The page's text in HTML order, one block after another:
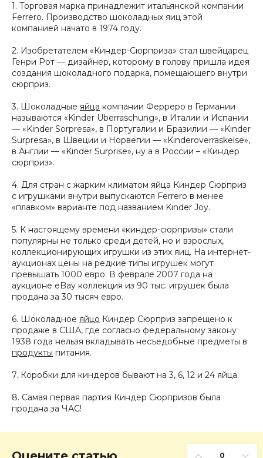
1. Торговая марка принадлежит итальянской компании
Ferrero. Производство шоколадных яиц этой
компанией начато в 1974 году.
2. Изобретателем «Киндер-Сюрприза» стал швейцарец
Генри Рот — дизайнер, которому в голову пришла идея
создания шоколадного подарка, помещающего внутри
сюрприз.
3. Шоколадные яйца компании Ферреро в Германии
называются «Kinder Uberraschung», в Италии и Испании
— «Kinder Sorpresa», в Португалии и Бразилии — «Kinder
Surpresa», в Швеции и Норвегии — «Kinderoverraskelse»,
в Англии — «Kinder Surprise», ну а в России – «Киндер
сюрприз».
4. Для стран с жарким климатом яйца Киндер Сюрприз
с игрушками внутри выпускаются Ferrero в менее
«плавком» варианте под названием Kinder Joy.
5. К настоящему времени «киндер-сюрпризы» стали
популярны не только среди детей, но и взрослых,
коллекционирующих игрушки из этих яиц. На интернет-
аукционах цены на редкие типы игрушек могут
превышать 1000 евро. В феврале 2007 года на
аукционе eBay коллекция из 90 тыс. игрушек была
продана за 30 тысяч евро.
6. Шоколадное яйцо Киндер Сюрприз запрещено к
продаже в США, где согласно федеральному закону
1938 года нельзя вкладывать несъедобные предметы в
продукты питания.
7. Коробки для киндеров бывают на 3, 6, 12 и 24 яйца.
8. Самая первая партия Киндер Сюрпризов была
продана за ЧАС!
0